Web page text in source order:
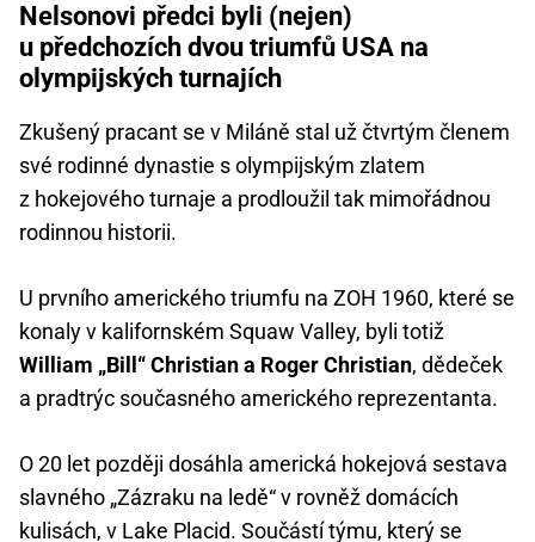
Nelsonovi předci byli (nejen)
u předchozích dvou triumfů USA na
olympijských turnajích
Zkušený pracant se v Miláně stal už čtvrtým členem
své rodinné dynastie s olympijským zlatem
z hokejového turnaje a prodloužil tak mimořádnou
rodinnou historii.
U prvního amerického triumfu na ZOH 1960, které se
konaly v kalifornském Squaw Valley, byli totiž
William „Bill“ Christian a Roger Christian, dědeček
a pradtrýc současného amerického reprezentanta.
O 20 let později dosáhla americká hokejová sestava
slavného „Zázraku na ledě“ v rovněž domácích
kulisách, v Lake Placid. Součástí týmu, který se